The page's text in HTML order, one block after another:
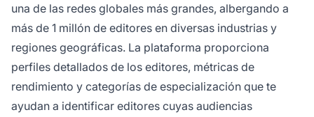
una de las redes globales más grandes, albergando a
más de 1 millón de editores en diversas industrias y
regiones geográficas. La plataforma proporciona
perfiles detallados de los editores, métricas de
rendimiento y categorías de especialización que te
ayudan a identificar editores cuyas audiencias